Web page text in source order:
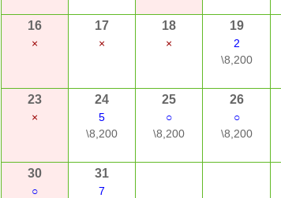
16
×
17
×
18
×
19
2
\8,200
23
×
24
5
\8,200
25
○
\8,200
26
○
\8,200
30
○
31
7